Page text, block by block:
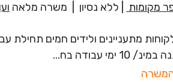
מקומות ללא נסיון משרה מלאה
עבודה בח...
המשרה